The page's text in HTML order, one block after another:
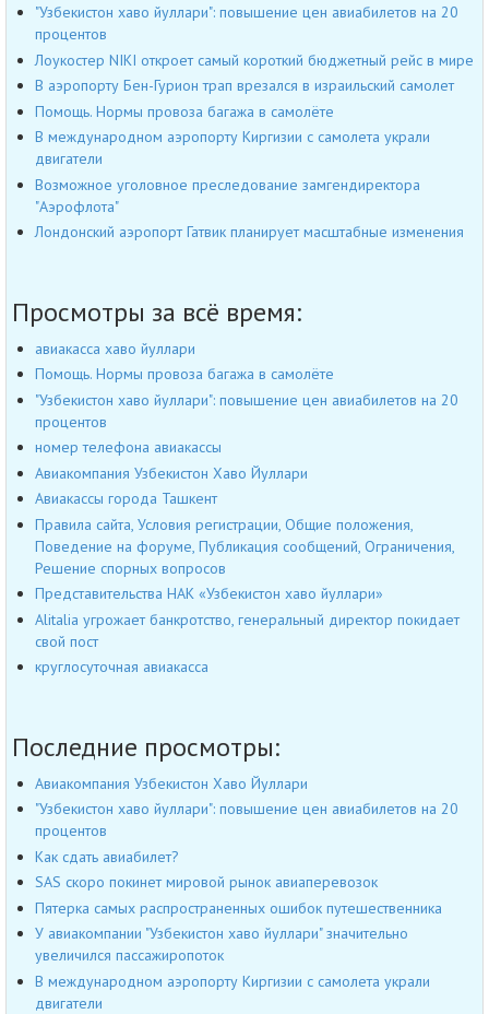
"Узбекистон хаво йуллари": повышение цен авиабилетов на 20
процентов
Лоукостер NIKI откроет самый короткий бюджетный рейс в мире
В аэропорту Бен-Гурион трап врезался в израильский самолет
Помощь. Нормы провоза багажа в самолёте
В международном аэропорту Киргизии с самолета украли
двигатели
Возможное уголовное преследование замгендиректора
"Аэрофлота"
Лондонский аэропорт Гатвик планирует масштабные изменения
Просмотры за всё время:
авиакасса хаво йуллари
Помощь. Нормы провоза багажа в самолёте
"Узбекистон хаво йуллари": повышение цен авиабилетов на 20
процентов
номер телефона авиакассы
Авиакомпания Узбекистон Хаво Йуллари
Авиакассы города Ташкент
Правила сайта, Условия регистрации, Общие положения,
Поведение на форуме, Публикация сообщений, Ограничения,
Решение спорных вопросов
Представительства НАК «Узбекистон хаво йуллари»
Alitalia угрожает банкротство, генеральный директор покидает
свой пост
круглосуточная авиакасса
Последние просмотры:
Авиакомпания Узбекистон Хаво Йуллари
"Узбекистон хаво йуллари": повышение цен авиабилетов на 20
процентов
Как сдать авиабилет?
SAS скоро покинет мировой рынок авиаперевозок
Пятерка самых распространенных ошибок путешественника
У авиакомпании "Узбекистон хаво йуллари" значительно
увеличился пассажиропоток
В международном аэропорту Киргизии с самолета украли
двигатели